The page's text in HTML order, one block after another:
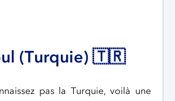
(Turquie) 🇹🇷
pas la Turquie, voilà une